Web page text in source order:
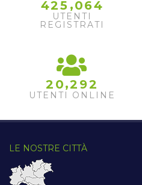
425 ,064
UTENTI
REGISTRATI
2 0,2 92
UTENTI ONLINE
LE NOSTRE CITTÀ